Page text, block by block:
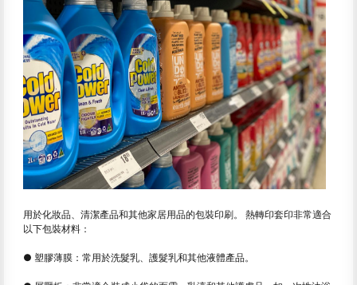
用於化妝品、清潔產品和其他家居用品的包裝印刷。 熱轉印套印非常適合
以下包裝材料：
● 塑膠薄膜：常用於洗髮乳、護髮乳和其他液體產品。